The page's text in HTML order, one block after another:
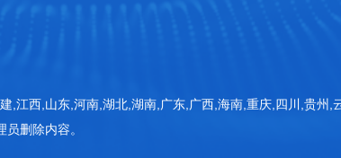
关于三体
,江西,山东,河南,湖北,湖南,广东,广西,海南,重庆,四川,贵州,
删除内容。